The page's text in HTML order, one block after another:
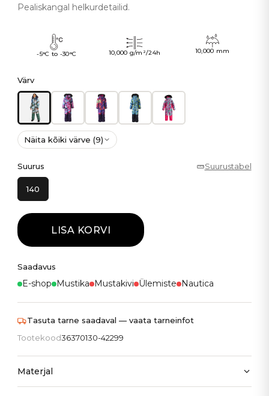
Pealiskangal helkurdetailid.
-5°C to -30°C 10,000 g/m²/24h 10,000 mm
Värv
Näita kõiki värve (9)
Suurus Suurustabel
140
LISA KORVI
Saadavus
E-shop Mustika Mustakivi Ülemiste Nautica
Tasuta tarne saadaval — vaata tarneinfot
Tootekood36370130-42299
Materjal